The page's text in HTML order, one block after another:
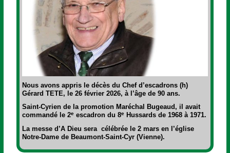
Nous avons appris le décès duChef d’escadrons (h)
Gérard TETE, le 26 février 2026, à l’âge de 90 ans.
Saint-Cyrien de la promotion Maréchal Bugeaud, il avait
commandé le 2e escadron du 8e Hussards de 1968 à 1971.
La messe d’A Dieu sera célébrée le 2 mars en l’église
Notre-Dame de Beaumont-Saint-Cyr (Vienne).